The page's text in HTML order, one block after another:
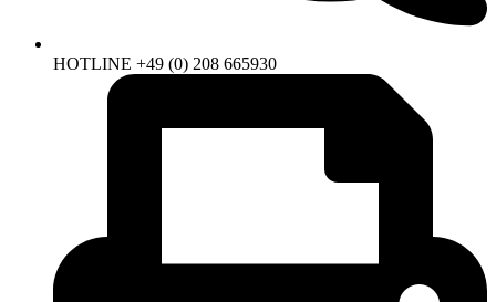
HOTLINE +49 (0) 208 665930